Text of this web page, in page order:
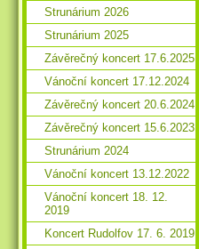
Strunárium 2026
Strunárium 2025
Závěrečný koncert 17.6.2025
Vánoční koncert 17.12.2024
Závěrečný koncert 20.6.2024
Závěrečný koncert 15.6.2023
Strunárium 2024
Vánoční koncert 13.12.2022
Vánoční koncert 18. 12.
2019
Koncert Rudolfov 17. 6. 2019